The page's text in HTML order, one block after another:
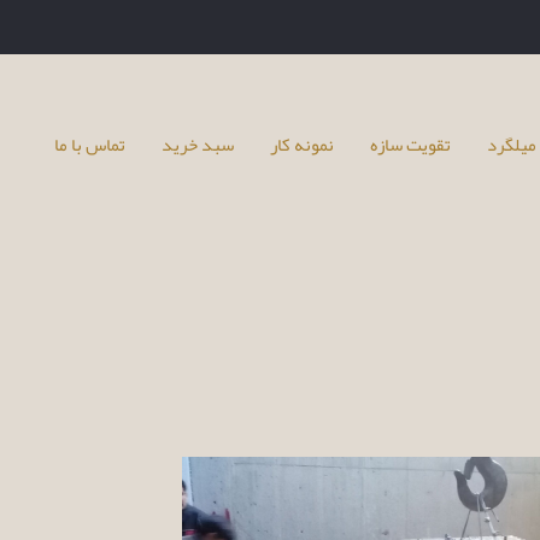
تقویت سازه نمونه کار سبد خرید تماس با ما